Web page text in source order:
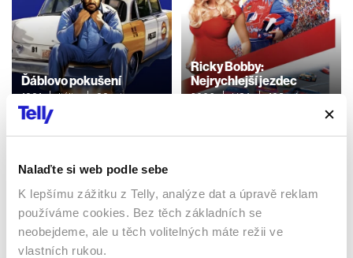
Nalaďte si web podle sebe
K lepšímu zážitku z Telly, analýze dat a úpravě reklam
používáme cookies. Bez těch základních se
neobejdeme, ale u těch volitelných máte režii ve
vlastních rukou.
Ďáblovo pokušení
1991 | Itálie | 99 min
Filmy / Komedie / Akční
Ricky Bobby:
Nejrychlejší jezdec
2006 | USA | 108 min
Sledujte kdekoliv až na 6 zařízeních
Sledovat internetovou televizi jde odkudkoliv
po celé EU, a to až na 6 zařízeních.